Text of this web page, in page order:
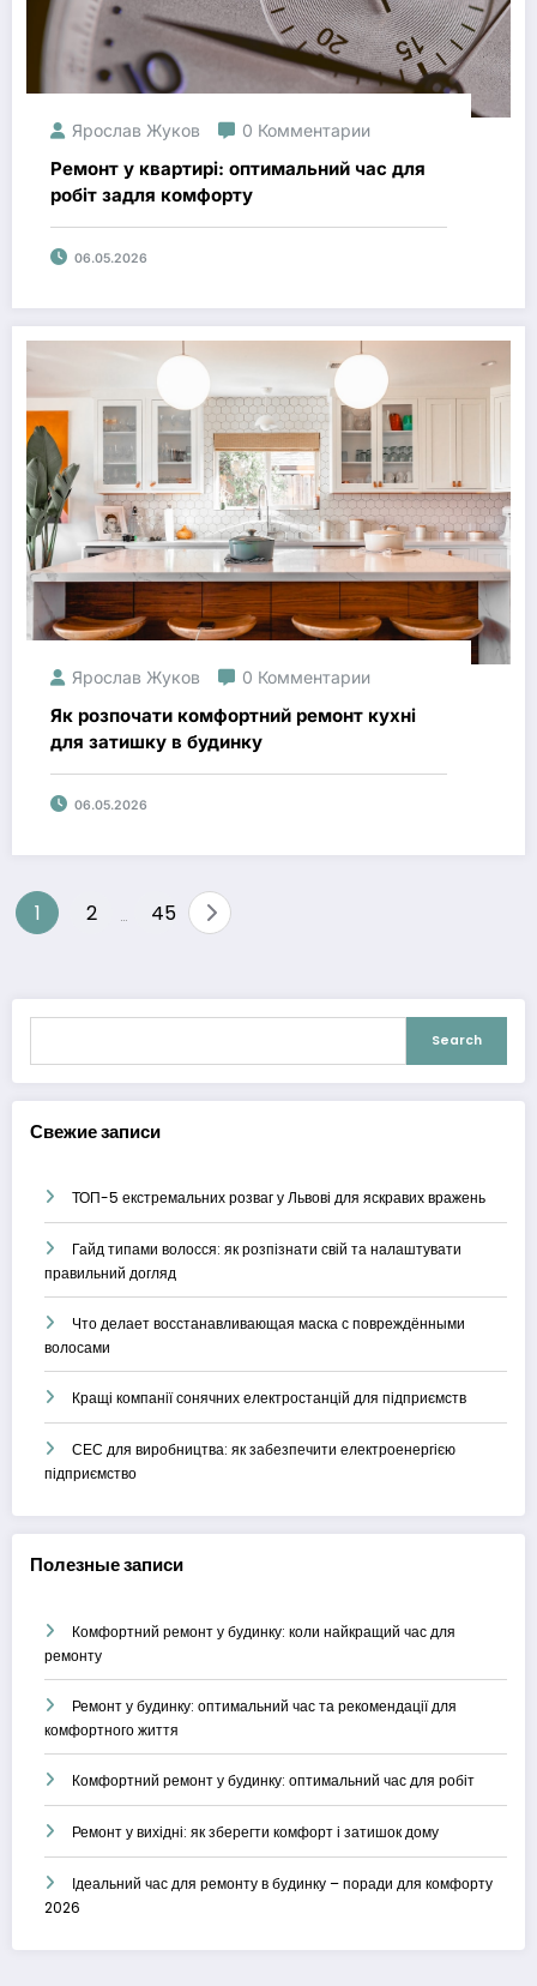
Ярослав Жуков 0 Комментарии
Ремонт у квартирі: оптимальний час для
робіт задля комфорту
06.05.2026
Ярослав Жуков 0 Комментарии
Як розпочати комфортний ремонт кухні
для затишку в будинку
06.05.2026
Навигация
1 2 45
Search
Свежие записи
ТОП-5 екстремальних розваг у Львові для яскравих вражень
Гайд типами волосся: як розпізнати свій та налаштувати
правильний догляд
Что делает восстанавливающая маска с повреждёнными
волосами
Кращі компанії сонячних електростанцій для підприємств
СЕС для виробництва: як забезпечити електроенергією
підприємство
Полезные записи
Комфортний ремонт у будинку: коли найкращий час для
ремонту
Ремонт у будинку: оптимальний час та рекомендації для
комфортного життя
Комфортний ремонт у будинку: оптимальний час для робіт
Ремонт у вихідні: як зберегти комфорт і затишок дому
Ідеальний час для ремонту в будинку – поради для комфорту
2026